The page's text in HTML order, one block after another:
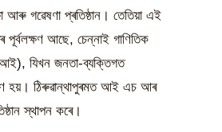
আৰু গৱেষণা প্ৰতিষ্ঠান। তেতিয়া এই
পূৰ্বলক্ষণ আছে, চেন্নাই গাণিতিক
আই), যিখন জনতা-ব্যক্তিগত
হয়। ঠিৰুৱান্থাপুৰমত আই এচ আৰ
স্থাপন কৰে।